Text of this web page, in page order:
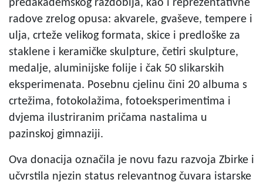
predakademskog razdoblja, kao i reprezentativne
radove zrelog opusa: akvarele, gvaševe, tempere i
ulja, crteže velikog formata, skice i predloške za
staklene i keramičke skulpture, četiri skulpture,
medalje, aluminijske folije i čak 50 slikarskih
eksperimenata. Posebnu cjelinu čini 20 albuma s
crtežima, fotokolažima, fotoeksperimentima i
dvjema ilustriranim pričama nastalima u
pazinskoj gimnaziji.
Ova donacija označila je novu fazu razvoja Zbirke i
učvrstila njezin status relevantnog čuvara istarske